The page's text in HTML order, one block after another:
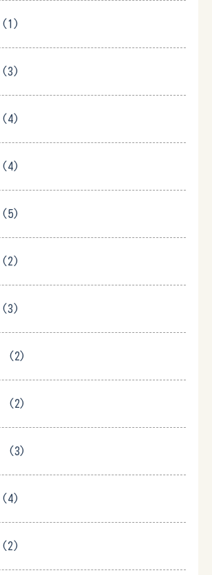
(1)
(3)
(4)
(4)
(5)
(2)
(3)
(2)
(2)
(3)
(4)
(2)